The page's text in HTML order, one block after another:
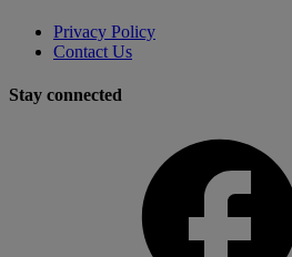
Privacy Policy
Contact Us
Stay connected